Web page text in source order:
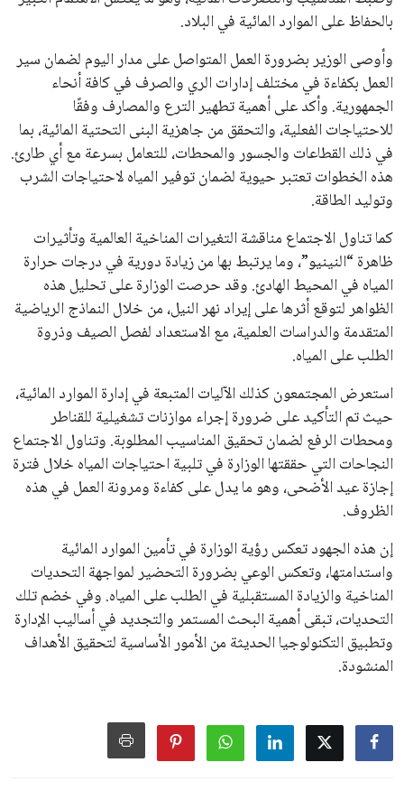
يبدو أن السويسري جياني إنفانتينو في طريقه للاحتفاظ بمنصبه
كرئيس للاتحاد الدولي لكرة القدم “فيفا” لفترة رابعة، بعد أن حصل
على تأييد واسع من أكثر من 200 اتحاد وطني من أصل 211 في
الجمعية العمومية. مما يعزز فرصته للفوز في الانتخابات المقررة عام
2027، ويجعله المرشح الأكثر حظًا حتى الآن.
هذا الدعم الواسع يأتي على الرغم من الانتقادات التي وجهت
لإنفانتينو في الآونة الأخيرة. حتى الآن، لم يتقدم أي مرشح منافس
في السباق الانتخابي، ولم تتمكن الأصوات المعارضة من التوصل إلى
اسم يوازن موقف إنفانتينو، قبل انتهاء فترة الترشح في نوفمبر
المقبل.
يعتمد إنفانتينو على قاعدة دعم قوية من الاتحادات القارية المختلفة،
بما في ذلك الاتحاد الأفريقي والآسيوي، بالإضافة إلى دعم غالبية
اتحادات أمريكا الجنوبية والكونكاكاف. وقد ساهمت مجموعة من
القرارات التي اتخذها في زيادة الموارد المالية لهذه الاتحادات، فضلاً
عن رفع عدد الفرق المشاركة في كأس العالم، وإطلاق بطولات دولية
جديدة تحت مظلة “فيفا”.
على الجانب الآخر، تتركز المعارضة بشكل ملحوظ داخل القارة
الأوروبية، حيث ارتفعت حدة الانتقادات الموجهة إلى إنفانتينو
بسبب التوسع المستمر في البطولات الدولية وأثر ذلك على الجدول
الزمني للمسابقات المحلية. وقد دعا رئيس رابطة الدوري الإسباني،
خافيير تيباس، إلى تنحّي إنفانتينو، معتبراً أن سياساته تضر بصناعة
كرة القدم وتزيد من ضغوط المباريات.
على الرغم من هذه الانتقادات، تشير التوقعات إلى أن إنفانتينو
يمتلك فرصًا كبيرة للفوز بولاية جديدة، خصوصًا في ظل غياب
منافس قوي يتمتع بإجماع داخل الأسرة الكروية الدولية. هذا يعزز
من فرص استمراره في قيادة “فيفا” حتى عام 2031.